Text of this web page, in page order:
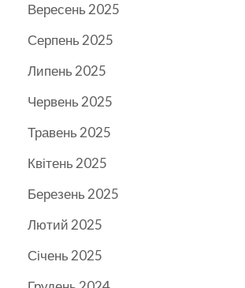
Вересень 2025
Серпень 2025
Липень 2025
Червень 2025
Травень 2025
Квітень 2025
Березень 2025
Лютий 2025
Січень 2025